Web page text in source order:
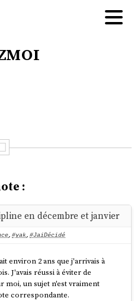
:
en décembre et janvier
, #yak, #JaiDécidé
environ 2 ans que j'arrivais à
J'avais réussi à éviter de
moi, un sujet n'est vraiment
correspondante.